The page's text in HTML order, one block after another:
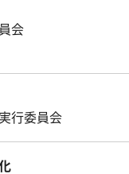
会
行委員会